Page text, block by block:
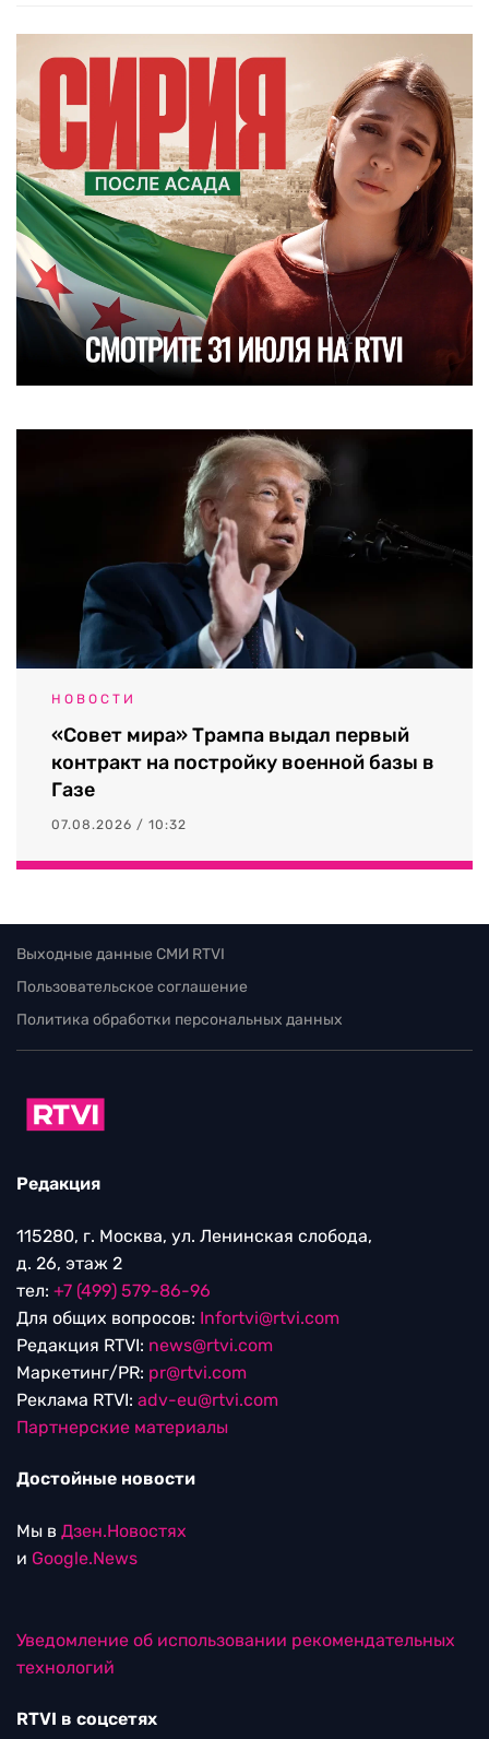
НОВОСТИ
«Совет мира» Трампа выдал первый
контракт на постройку военной базы в
Газе
07.08.2026 / 10:32
Выходные данные СМИ RTVI
Пользовательское соглашение
Политика обработки персональных данных
Редакция
115280, г. Москва, ул. Ленинская слобода,
д. 26, этаж 2
тел: +7 (499) 579-86-96
Для общих вопросов: Infortvi@rtvi.com
Редакция RTVI: news@rtvi.com
Маркетинг/PR: pr@rtvi.com
Реклама RTVI: adv-eu@rtvi.com
Партнерские материалы
Достойные новости
Мы в Дзен.Новостях
и Google.News
Уведомление об использовании рекомендательных
технологий
RTVI в соцсетях